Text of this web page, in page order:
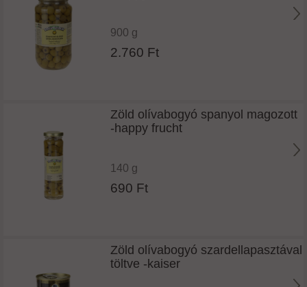
900 g
2.760 Ft
Zöld olívabogyó spanyol magozott
-happy frucht
140 g
690 Ft
Zöld olívabogyó szardellapasztával
töltve -kaiser